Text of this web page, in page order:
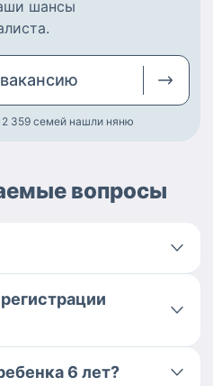
шансы
.
вакансию
359 семей нашли няню
вопросы
6 лет?